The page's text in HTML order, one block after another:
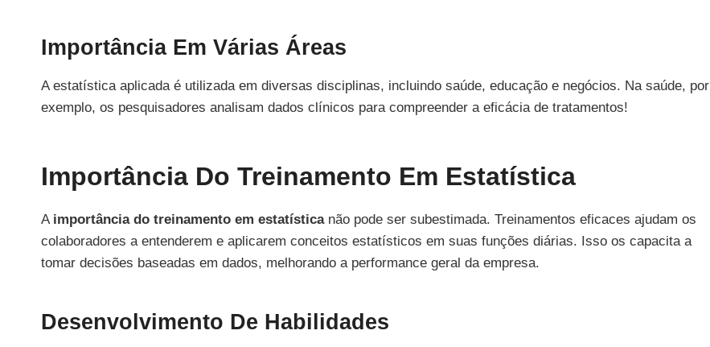
Importância Em Várias Áreas
A estatística aplicada é utilizada em diversas disciplinas, incluindo saúde, educação e negócios. Na saúde, por
exemplo, os pesquisadores analisam dados clínicos para compreender a eficácia de tratamentos!
Importância Do Treinamento Em Estatística
A importância do treinamento em estatísticanão pode ser subestimada. Treinamentos eficaces ajudam os
colaboradores a entenderem e aplicarem conceitos estatísticos em suas funções diárias. Isso os capacita a
tomar decisões baseadas em dados, melhorando a performance geral da empresa.
Desenvolvimento De Habilidades